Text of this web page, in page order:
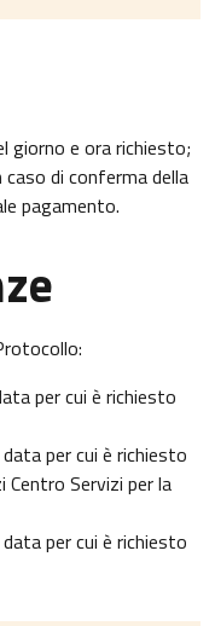
giorno e ora richiesto;
di conferma della
pagamento.
per cui è richiesto
per cui è richiesto
Centro Servizi per la
per cui è richiesto